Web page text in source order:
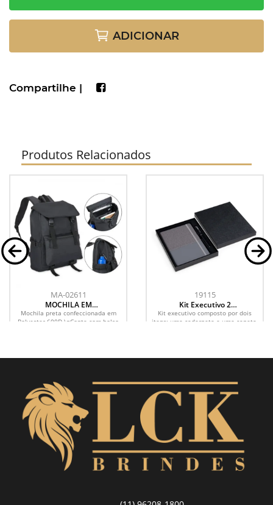
ADICIONAR
Compartilhe |
Produtos Relacionados
MA-02611
MOCHILA EM
POLYESTER 600D -
18L - PRETA
Mochila preta confeccionada em
Polyester 600D.\nConta com bolso
19115
Kit Executivo 2
Peças
Kit executivo composto por dois
itens: uma caderneta e uma caneta.